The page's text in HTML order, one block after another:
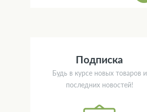
Подписка
Будь в курсе новых товаров и
последних новостей!